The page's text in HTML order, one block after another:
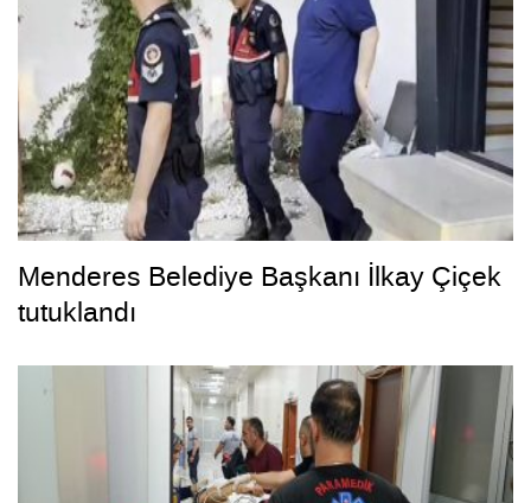
Menderes Belediye Başkanı İlkay Çiçek
tutuklandı